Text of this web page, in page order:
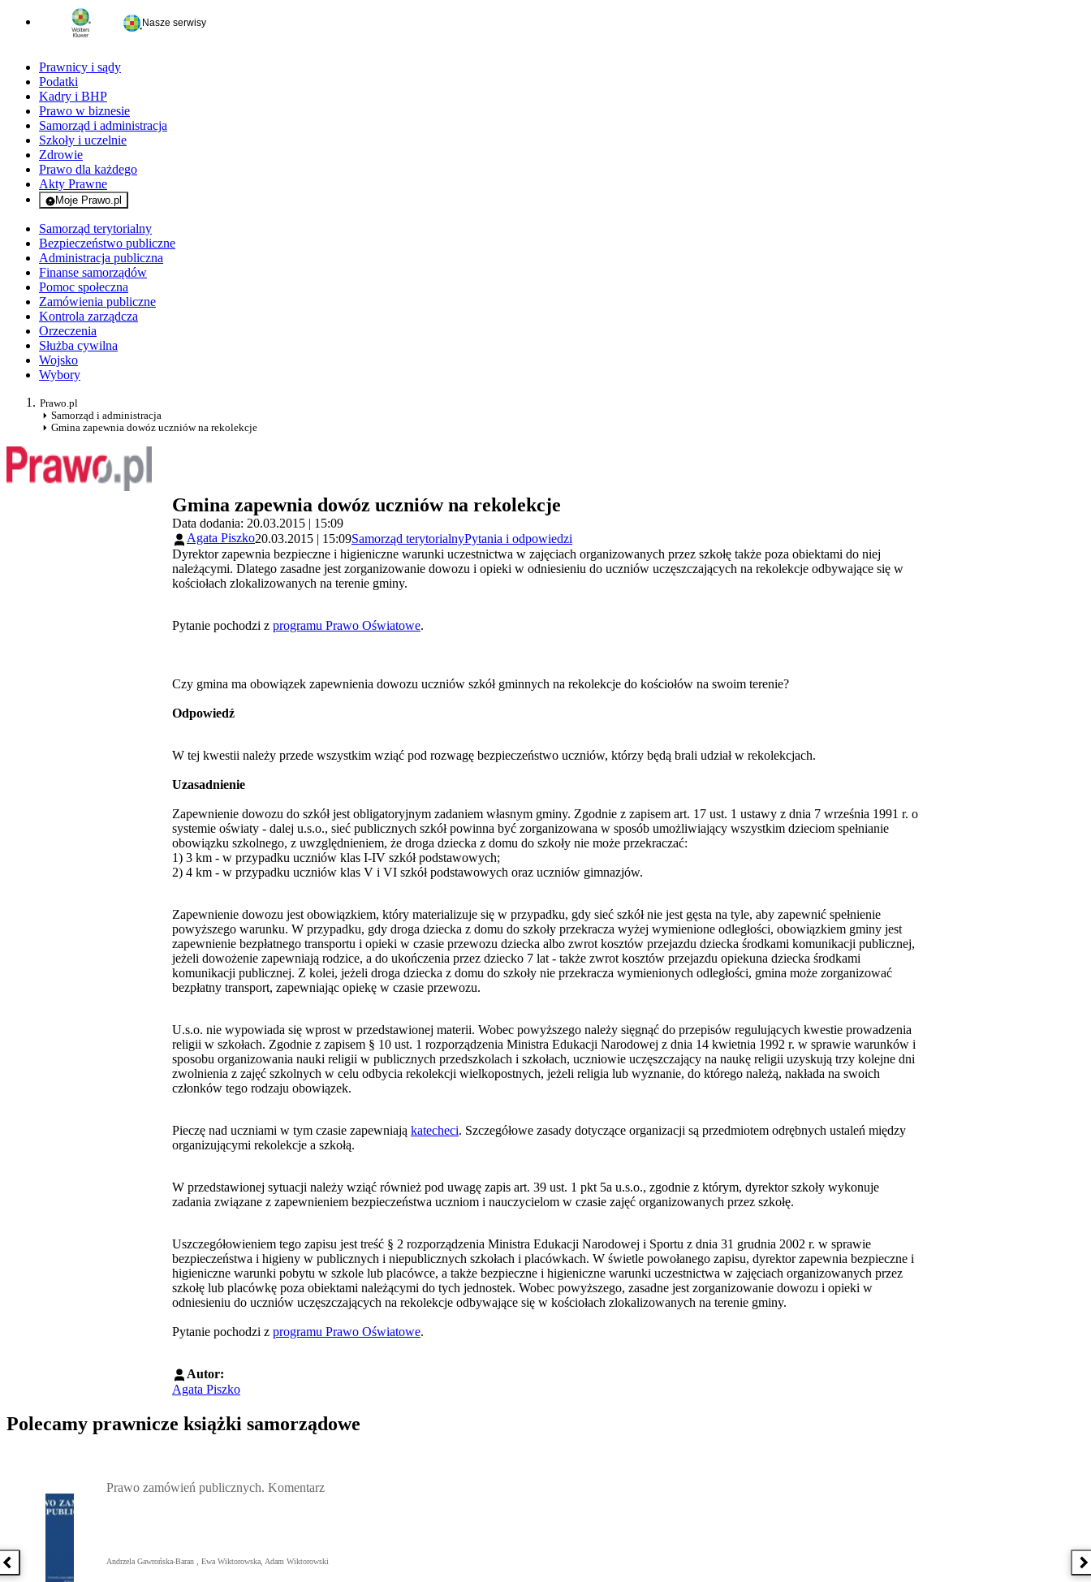
Nasze serwisy
Prawnicy i sądy
Podatki
Kadry i BHP
Prawo w biznesie
Samorząd i administracja
Szkoły i uczelnie
Zdrowie
Prawo dla każdego
Akty Prawne
Moje Prawo.pl
- rejestracja i logowanie do serwisu
Samorząd terytorialny
Bezpieczeństwo publiczne
Administracja publiczna
Finanse samorządów
Pomoc społeczna
Zamówienia publiczne
Kontrola zarządcza
Orzeczenia
Służba cywilna
Wojsko
Wybory
Prawo.pl
Samorząd i administracja
Gmina zapewnia dowóz uczniów na rekolekcje
Gmina zapewnia dowóz uczniów na rekolekcje
Data dodania: 20.03.2015 | 15:09
Agata Piszko20.03.2015 | 15:09Samorząd terytorialnyPytania i odpowiedzi
Dyrektor zapewnia bezpieczne i higieniczne warunki uczestnictwa w zajęciach organizowanych przez szkołę także poza obiektami do niej
należącymi. Dlatego zasadne jest zorganizowanie dowozu i opieki w odniesieniu do uczniów uczęszczających na rekolekcje odbywające się w
kościołach zlokalizowanych na terenie gminy.
Pytanie pochodzi z programu Prawo Oświatowe.
Czy gmina ma obowiązek zapewnienia dowozu uczniów szkół gminnych na rekolekcje do kościołów na swoim terenie?
Odpowiedź
W tej kwestii należy przede wszystkim wziąć pod rozwagę bezpieczeństwo uczniów, którzy będą brali udział w rekolekcjach.
Uzasadnienie
Zapewnienie dowozu do szkół jest obligatoryjnym zadaniem własnym gminy. Zgodnie z zapisem art. 17 ust. 1 ustawy z dnia 7 września 1991 r. o
systemie oświaty - dalej u.s.o., sieć publicznych szkół powinna być zorganizowana w sposób umożliwiający wszystkim dzieciom spełnianie
obowiązku szkolnego, z uwzględnieniem, że droga dziecka z domu do szkoły nie może przekraczać:
1) 3 km - w przypadku uczniów klas I-IV szkół podstawowych;
2) 4 km - w przypadku uczniów klas V i VI szkół podstawowych oraz uczniów gimnazjów.
Zapewnienie dowozu jest obowiązkiem, który materializuje się w przypadku, gdy sieć szkół nie jest gęsta na tyle, aby zapewnić spełnienie
powyższego warunku. W przypadku, gdy droga dziecka z domu do szkoły przekracza wyżej wymienione odległości, obowiązkiem gminy jest
zapewnienie bezpłatnego transportu i opieki w czasie przewozu dziecka albo zwrot kosztów przejazdu dziecka środkami komunikacji publicznej,
jeżeli dowożenie zapewniają rodzice, a do ukończenia przez dziecko 7 lat - także zwrot kosztów przejazdu opiekuna dziecka środkami
komunikacji publicznej. Z kolei, jeżeli droga dziecka z domu do szkoły nie przekracza wymienionych odległości, gmina może zorganizować
bezpłatny transport, zapewniając opiekę w czasie przewozu.
U.s.o. nie wypowiada się wprost w przedstawionej materii. Wobec powyższego należy sięgnąć do przepisów regulujących kwestie prowadzenia
religii w szkołach. Zgodnie z zapisem § 10 ust. 1 rozporządzenia Ministra Edukacji Narodowej z dnia 14 kwietnia 1992 r. w sprawie warunków i
sposobu organizowania nauki religii w publicznych przedszkolach i szkołach, uczniowie uczęszczający na naukę religii uzyskują trzy kolejne dni
zwolnienia z zajęć szkolnych w celu odbycia rekolekcji wielkopostnych, jeżeli religia lub wyznanie, do którego należą, nakłada na swoich
członków tego rodzaju obowiązek.
Pieczę nad uczniami w tym czasie zapewniają katecheci. Szczegółowe zasady dotyczące organizacji są przedmiotem odrębnych ustaleń między
organizującymi rekolekcje a szkołą.
W przedstawionej sytuacji należy wziąć również pod uwagę zapis art. 39 ust. 1 pkt 5a u.s.o., zgodnie z którym, dyrektor szkoły wykonuje
zadania związane z zapewnieniem bezpieczeństwa uczniom i nauczycielom w czasie zajęć organizowanych przez szkołę.
Uszczegółowieniem tego zapisu jest treść § 2 rozporządzenia Ministra Edukacji Narodowej i Sportu z dnia 31 grudnia 2002 r. w sprawie
bezpieczeństwa i higieny w publicznych i niepublicznych szkołach i placówkach. W świetle powołanego zapisu, dyrektor zapewnia bezpieczne i
higieniczne warunki pobytu w szkole lub placówce, a także bezpieczne i higieniczne warunki uczestnictwa w zajęciach organizowanych przez
szkołę lub placówkę poza obiektami należącymi do tych jednostek. Wobec powyższego, zasadne jest zorganizowanie dowozu i opieki w
odniesieniu do uczniów uczęszczających na rekolekcje odbywające się w kościołach zlokalizowanych na terenie gminy.
Pytanie pochodzi z programu Prawo Oświatowe.
Autor:
Agata Piszko
Polecamy prawnicze książki samorządowe
Poprzednia książka
Prawo zamówień publicznych. Komentarz
Andrzela Gawrońska-Baran , Ewa Wiktorowska, Adam Wiktorowski